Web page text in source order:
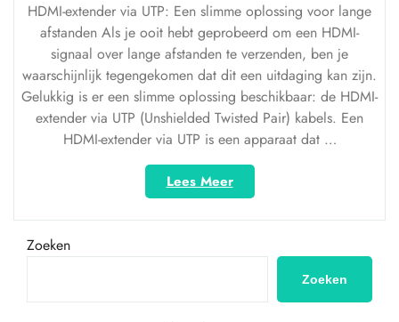
HDMI-extender via UTP: Een slimme oplossing voor lange
afstanden Als je ooit hebt geprobeerd om een HDMI-
signaal over lange afstanden te verzenden, ben je
waarschijnlijk tegengekomen dat dit een uitdaging kan zijn.
Gelukkig is er een slimme oplossing beschikbaar: de HDMI-
extender via UTP (Unshielded Twisted Pair) kabels. Een
HDMI-extender via UTP is een apparaat dat …
Lees Meer“HDMI-
extender
via
De
oplossing
Zoeken
Zoeken